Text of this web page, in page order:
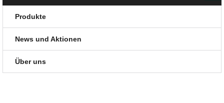
Produkte
News und Aktionen
Über uns